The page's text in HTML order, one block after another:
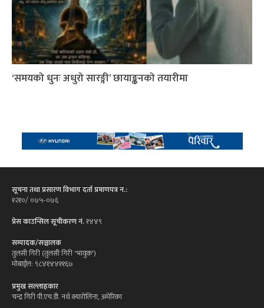
‘समयको धुनः अधुरो सारङ्गी’ छायाङ्कनको तयारीमा
सूचना तथा प्रसारण विभाग दर्ता प्रमाणपत्र न.:
१२१०/ ०७५-०७६
प्रेस काउन्सिल सूचीकरण नं.१४४९
सम्पादक/सञ्चालक
तुलसी गिरी (तुलसी गिरी 'भावुक')
मोबाईल: ९८४१४४११६७
प्रमुख सल्लाहकार
चन्द्र गिरी पी.एच.डी. नर्थ क्यारोलिना, अमेरिका